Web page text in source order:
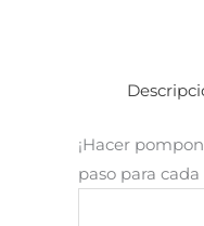
¡Hacer
paso para